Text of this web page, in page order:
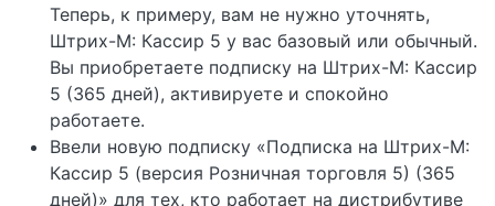
Теперь, к примеру, вам не нужно уточнять,
Штрих-М: Кассир 5 у вас базовый или обычный.
Вы приобретаете подписку на Штрих-М: Кассир
5 (365 дней), активируете и спокойно
работаете.
Ввели новую подписку «Подписка на Штрих-М:
Кассир 5 (версия Розничная торговля 5) (365
дней)» для тех, кто работает на дистрибутиве